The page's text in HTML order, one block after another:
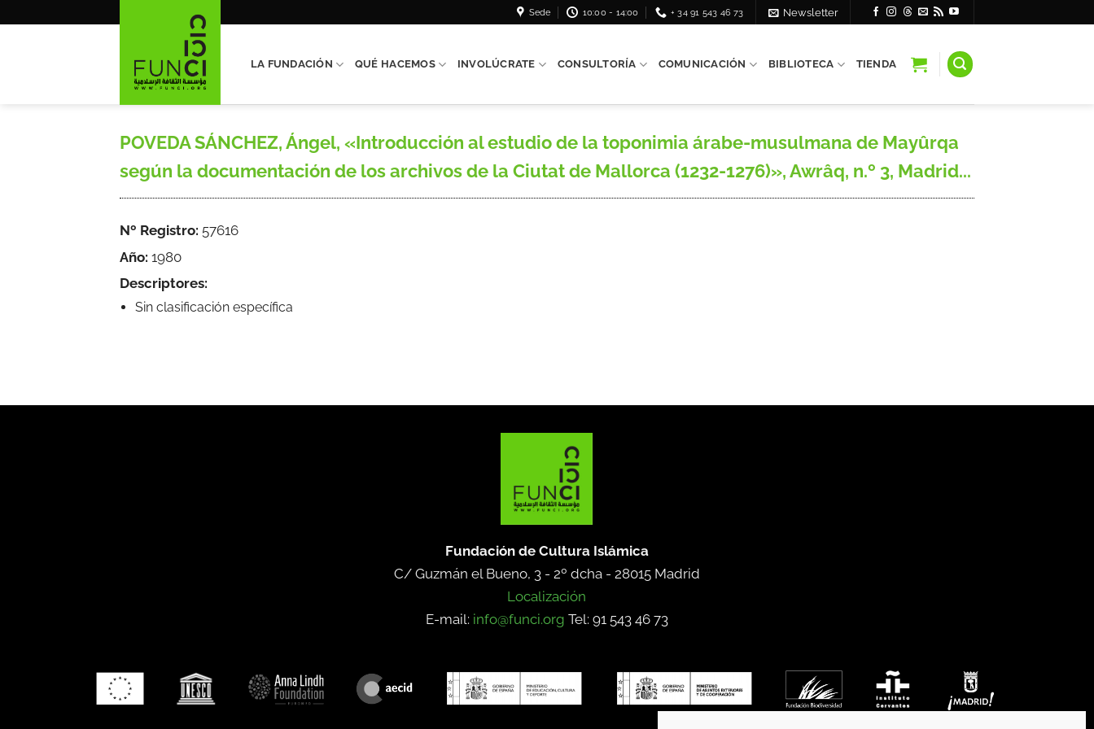
Sede 10:00 - 14:00 + 34 91 543 46 73 Newsletter
LA FUNDACIÓN QUÉ HACEMOS INVOLÚCRATE CONSULTORÍA COMUNICACIÓN BIBLIOTECA TIENDA
POVEDA SÁNCHEZ, Ángel, «Introducción al estudio de la toponimia árabe-musulmana de Mayûrqa
según la documentación de los archivos de la Ciutat de Mallorca (1232-1276)», Awrâq, n.º 3, Madrid...
Nº Registro: 57616
Año: 1980
Descriptores:
Sin clasificación específica
Fundación de Cultura Islámica
C/ Guzmán el Bueno, 3 - 2º dcha - 28015 Madrid
Localización
E-mail: info@funci.org Tel: 91 543 46 73